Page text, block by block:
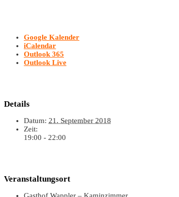
Google Kalender
iCalendar
Outlook 365
Outlook Live
Details
Datum: 21. September 2018
Zeit:
19:00 - 22:00
Veranstaltungsort